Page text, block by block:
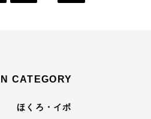
CATEGORY
ほくろ・イボ